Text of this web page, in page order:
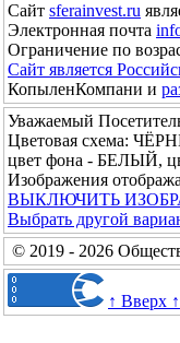
Сайт sferainvest.ru
Электронная почта
Ограничение по
Сайт является
КопыленКомпани и
Уважаемый
Цветовая схема:
цвет фона - БЕЛЫЙ,
Изображения
ВЫКЛЮЧИТЬ
Выбрать другой
© 2019 - 2026
↑ Вверх ↑